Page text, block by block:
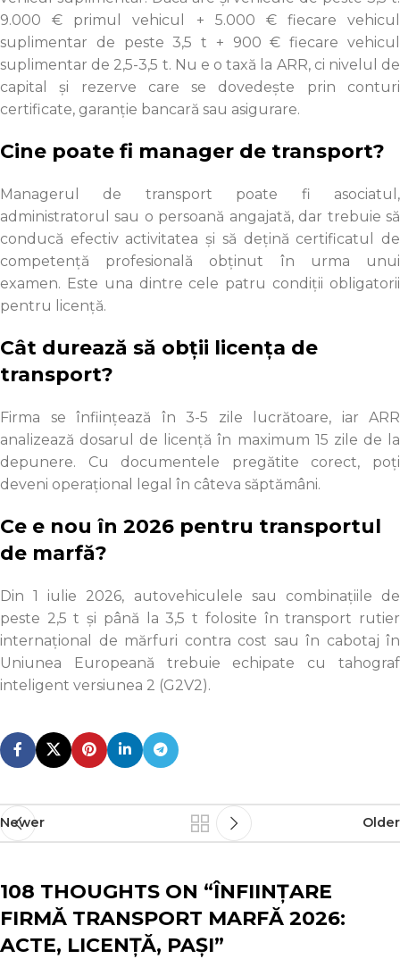
9.000 € primul vehicul + 5.000 € fiecare vehicul
suplimentar de peste 3,5 t + 900 € fiecare vehicul
suplimentar de 2,5-3,5 t. Nu e o taxă la ARR, ci nivelul de
capital și rezerve care se dovedește prin conturi
certificate, garanție bancară sau asigurare.
Cine poate fi manager de transport?
Managerul de transport poate fi asociatul,
administratorul sau o persoană angajată, dar trebuie să
conducă efectiv activitatea și să dețină certificatul de
competență profesională obținut în urma unui
examen. Este una dintre cele patru condiții obligatorii
pentru licență.
Cât durează să obții licența de
transport?
Firma se înființează în 3-5 zile lucrătoare, iar ARR
analizează dosarul de licență în maximum 15 zile de la
depunere. Cu documentele pregătite corect, poți
deveni operațional legal în câteva săptămâni.
Ce e nou în 2026 pentru transportul
de marfă?
Din 1 iulie 2026, autovehiculele sau combinațiile de
peste 2,5 t și până la 3,5 t folosite în transport rutier
internațional de mărfuri contra cost sau în cabotaj în
Uniunea Europeană trebuie echipate cu tahograf
inteligent versiunea 2 (G2V2).
Newer Older
108 THOUGHTS ON “ÎNFIINȚARE
FIRMĂ TRANSPORT MARFĂ 2026:
ACTE, LICENȚĂ, PAȘI”